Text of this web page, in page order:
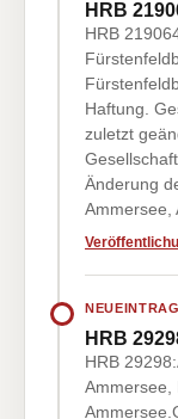
HRB
HRB
Haftung.
zuletzt
Änderung
Ammersee,
HRB
HRB
Ammersee,